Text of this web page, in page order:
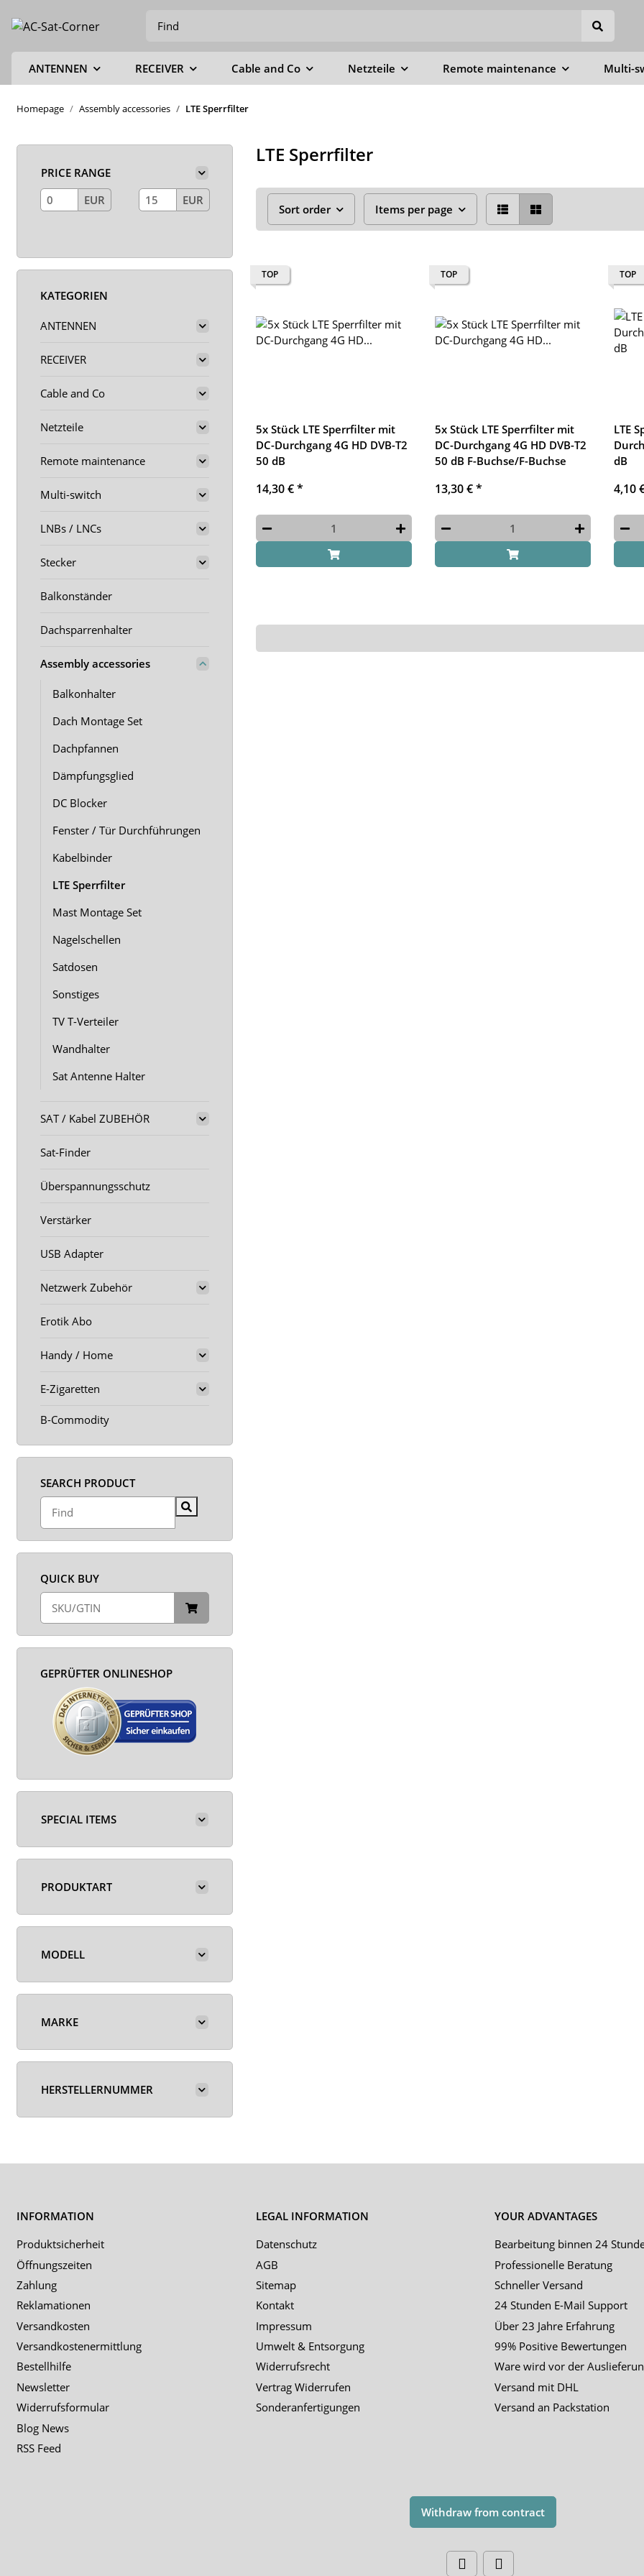
ANTENNEN RECEIVER Cable and Co Netzteile Remote maintenance Multi-
Homepage Assembly accessories LTE Sperrfilter
LTE Sperrfilter
Sort order Items per page
TOP
5x Stück LTE Sperrfilter mit
DC-Durchgang 4G HD DVB-T2
50 dB
14,30 €*
TOP
5x Stück LTE Sperrfilter mit
DC-Durchgang 4G HD DVB-T2
50 dB F-Buchse/F-Buchse
13,30 €*
TOP
LTE
dB
4,10
PRICE RANGE
EUR
EUR
KATEGORIEN
ANTENNEN
RECEIVER
Cable and Co
Netzteile
Remote maintenance
Multi-switch
LNBs / LNCs
Stecker
Balkonständer
Dachsparrenhalter
Assembly accessories
Balkonhalter
Dach Montage Set
Dachpfannen
Dämpfungsglied
DC Blocker
Fenster / Tür Durchführungen
Kabelbinder
LTE Sperrfilter
Mast Montage Set
Nagelschellen
Satdosen
Sonstiges
TV T-Verteiler
Wandhalter
Sat Antenne Halter
SAT / Kabel ZUBEHÖR
Sat-Finder
Überspannungsschutz
Verstärker
USB Adapter
Netzwerk Zubehör
Erotik Abo
Handy / Home
E-Zigaretten
B-Commodity
SEARCH PRODUCT
QUICK BUY
GEPRÜFTER ONLINESHOP
SPECIAL ITEMS
PRODUKTART
MODELL
MARKE
HERSTELLERNUMMER
INFORMATION
Produktsicherheit
Öffnungszeiten
Zahlung
Reklamationen
Versandkosten
Versandkostenermittlung
Bestellhilfe
Newsletter
Widerrufsformular
Blog News
RSS Feed
LEGAL INFORMATION
Datenschutz
AGB
Sitemap
Kontakt
Impressum
Umwelt & Entsorgung
Widerrufsrecht
Vertrag Widerrufen
Sonderanfertigungen
YOUR ADVANTAGES
Bearbeitung binnen 24
Professionelle Beratung
Schneller Versand
24 Stunden E-Mail Support
Über 23 Jahre Erfahrung
99% Positive Bewertungen
Ware wird vor der
Versand mit DHL
Versand an Packstation
Withdraw from contract